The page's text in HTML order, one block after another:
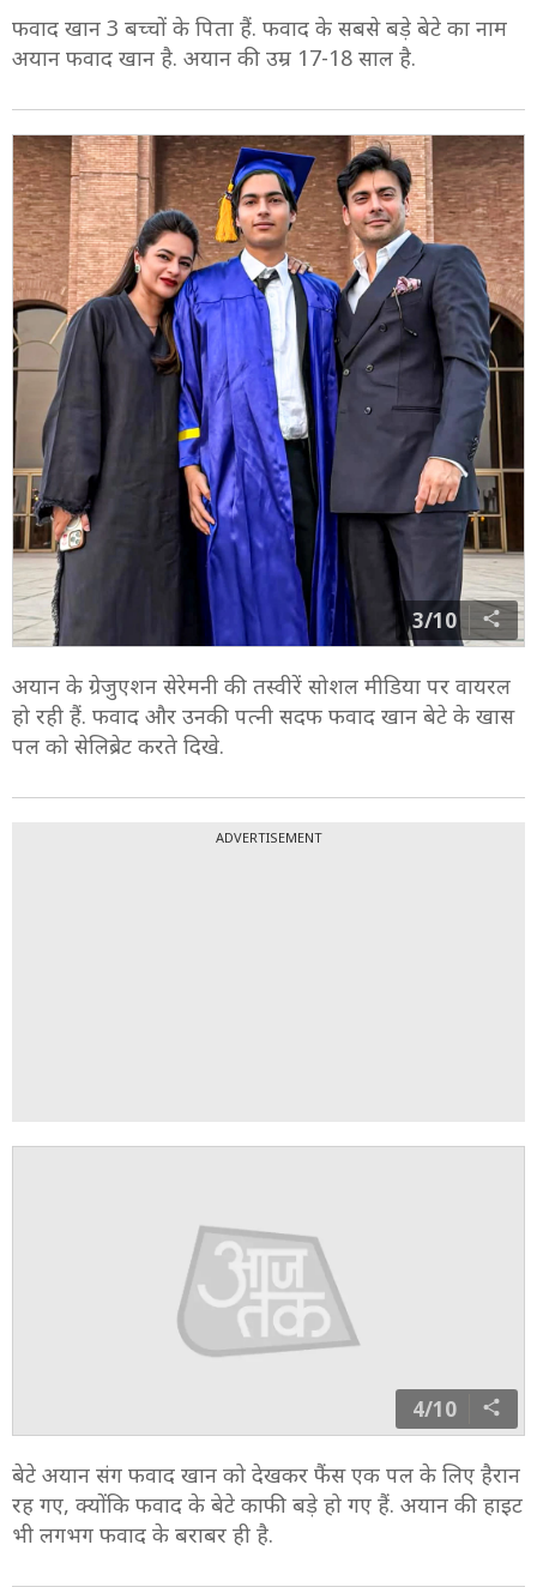
फवाद खान 3 बच्चों के पिता हैं. फवाद के सबसे बड़े बेटे का नाम
अयान फवाद खान है. अयान की उम्र 17-18 साल है.
3/10
अयान के ग्रेजुएशन सेरेमनी की तस्वीरें सोशल मीडिया पर वायरल
हो रही हैं. फवाद और उनकी पत्नी सदफ फवाद खान बेटे के खास
पल को सेलिब्रेट करते दिखे.
ADVERTISEMENT